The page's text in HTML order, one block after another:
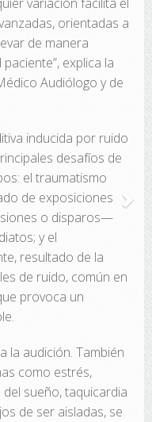
orientadas a
de manera
explica la
Audiólogo y de
inducida por ruido
desafíos de
el traumatismo
de exposiciones
o disparos—
y el
resultado de la
de ruido, común en
provoca un
la audición. También
como estrés,
sueño, taquicardia
de ser aisladas, se